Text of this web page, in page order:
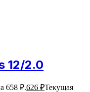
12/2.0
658 ₽.626 ₽Текущая